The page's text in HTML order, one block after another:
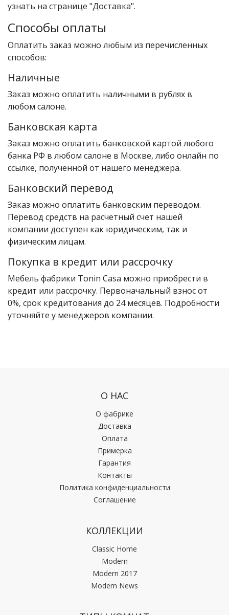
узнать на странице "Доставка".
Способы оплаты
Оплатить заказ можно любым из перечисленных
способов:
Наличные
Заказ можно оплатить наличными в рублях в
любом салоне.
Банковская карта
Заказ можно оплатить банковской картой любого
банка РФ в любом салоне в Москве, либо онлайн по
ссылке, полученной от нашего менеджера.
Банковский перевод
Заказ можно оплатить банковским переводом.
Перевод средств на расчетный счет нашей
компании доступен как юридическим, так и
физическим лицам.
Покупка в кредит или рассрочку
Мебель фабрики Tonin Casa можно приобрести в
кредит или рассрочку. Первоначальный взнос от
0%, срок кредитования до 24 месяцев. Подробности
уточняйте у менеджеров компании.
О НАС
О фабрике
Доставка
Оплата
Примерка
Гарантия
Контакты
Политика конфиденциальности
Соглашение
КОЛЛЕКЦИИ
Classic Home
Modern
Modern 2017
Modern News